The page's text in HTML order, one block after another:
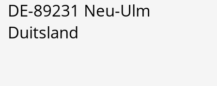
DE-89231 Neu-Ulm
Duitsland